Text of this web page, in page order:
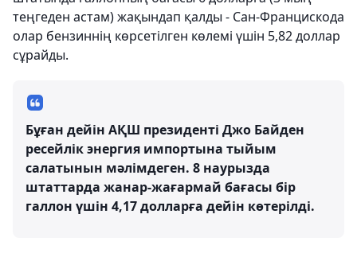
теңгеден астам) жақындап қалды - Сан-Францискода
олар бензиннің көрсетілген көлемі үшін 5,82 доллар
сұрайды.
Бұған дейін АҚШ президенті Джо Байден
ресейлік энергия импортына тыйым
салатынын мәлімдеген. 8 наурызда
штаттарда жанар-жағармай бағасы бір
галлон үшін 4,17 долларға дейін көтерілді.